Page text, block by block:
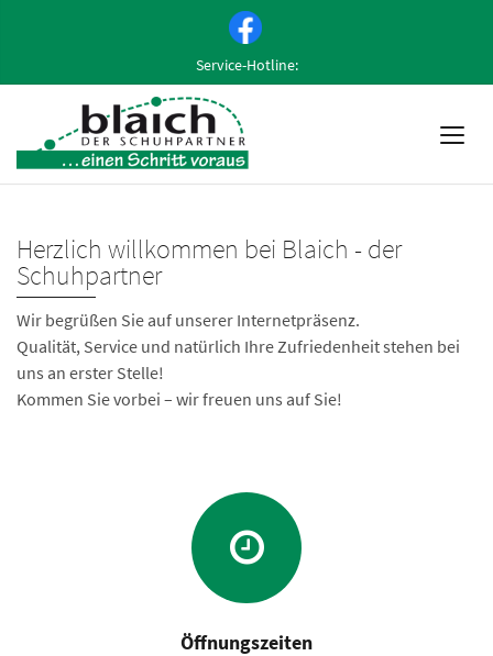
Service-Hotline:
Herzlich willkommen bei Blaich - der
Schuhpartner
Wir begrüßen Sie auf unserer Internetpräsenz.
Qualität, Service und natürlich Ihre Zufriedenheit stehen bei
uns an erster Stelle!
Kommen Sie vorbei – wir freuen uns auf Sie!
Öffnungszeiten